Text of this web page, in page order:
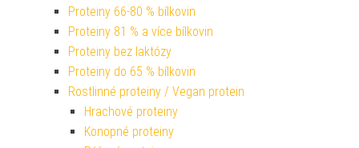
Proteiny 66-80 % bílkovin
Proteiny 81 % a více bílkovin
Proteiny bez laktózy
Proteiny do 65 % bílkovin
Rostlinné proteiny / Vegan protein
Hrachové proteiny
Konopné proteiny